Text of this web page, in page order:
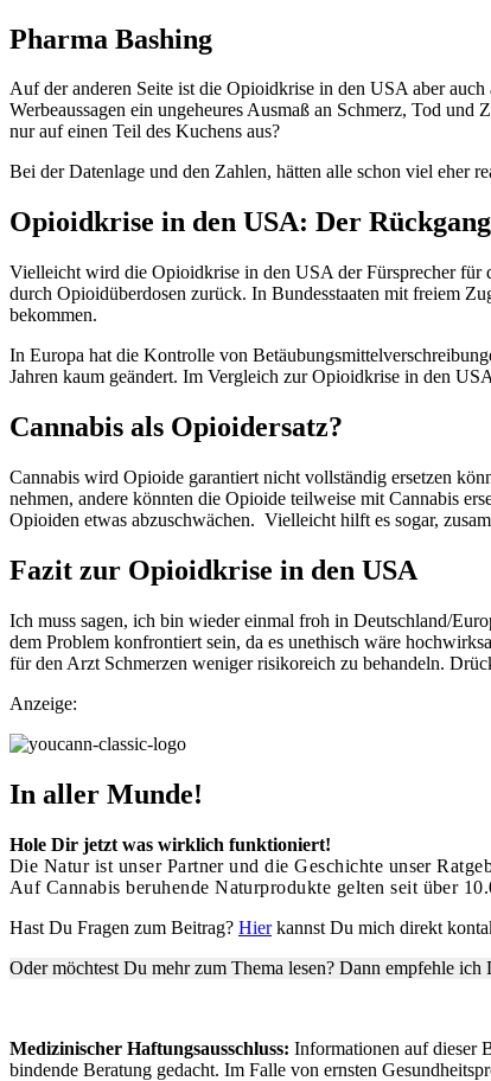
Pharma Bashing
Auf der anderen Seite ist die Opioidkrise in den USA aber
Werbeaussagen ein ungeheures Ausmaß an Schmerz, Tod
nur auf einen Teil des Kuchens aus?
Bei der Datenlage und den Zahlen, hätten alle schon viel eher
Opioidkrise in den USA: Der
Vielleicht wird die Opioidkrise in den USA der Fürsprecher für
durch Opioidüberdosen zurück. In Bundesstaaten mit freiem
bekommen.
In Europa hat die Kontrolle von
Jahren kaum geändert. Im Vergleich zur Opioidkrise in den
Cannabis als Opioidersatz?
Cannabis wird Opioide garantiert nicht vollständig ersetzen
nehmen, andere könnten die Opioide teilweise mit Cannabis
Opioiden etwas abzuschwächen. Vielleicht hilft es sogar,
Fazit zur Opioidkrise in den USA
Ich muss sagen, ich bin wieder einmal froh in Deutschland/
dem Problem konfrontiert sein, da es unethisch wäre
für den Arzt Schmerzen weniger risikoreich zu behandeln.
Anzeige:
In aller Munde!
Hole Dir jetzt was wirklich funktioniert!
Die Natur ist unser Partner und die Geschichte unser
Auf Cannabis beruhende Naturprodukte gelten seit über
Hast Du Fragen zum Beitrag? Hierkannst Du mich direkt
Oder möchtest Du mehr zum Thema lesen? Dann empfehle ich
Medizinischer Haftungsausschluss: Informationen auf dieser
bindende Beratung gedacht. Im Falle von ernsten